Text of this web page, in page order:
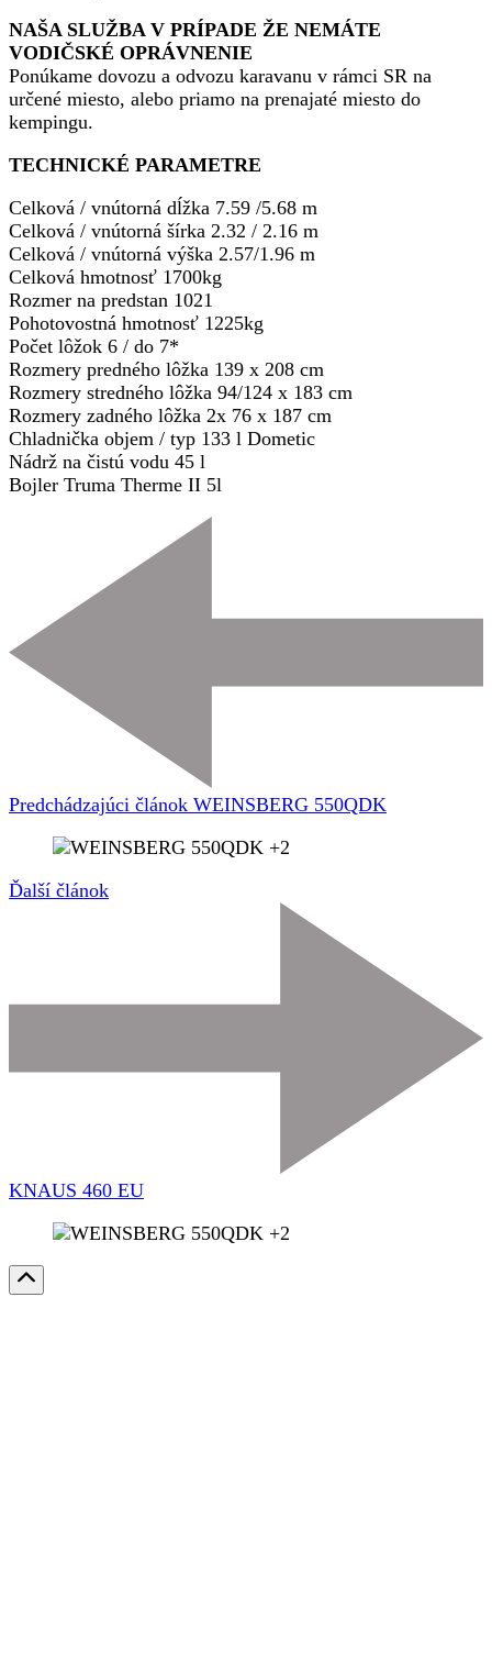
NAŠA SLUŽBA V PRÍPADE ŽE NEMÁTE
VODIČSKÉ OPRÁVNENIE
Ponúkame dovozu a odvozu karavanu v rámci SR na
určené miesto, alebo priamo na prenajaté miesto do
kempingu.
TECHNICKÉ PARAMETRE
Celková / vnútorná dĺžka 7.59 /5.68 m
Celková / vnútorná šírka 2.32 / 2.16 m
Celková / vnútorná výška 2.57/1.96 m
Celková hmotnosť 1700kg
Rozmer na predstan 1021
Pohotovostná hmotnosť 1225kg
Počet lôžok 6 / do 7*
Rozmery predného lôžka 139 x 208 cm
Rozmery stredného lôžka 94/124 x 183 cm
Rozmery zadného lôžka 2x 76 x 187 cm
Chladnička objem / typ 133 l Dometic
Nádrž na čistú vodu 45 l
Bojler Truma Therme II 5l
článku
Predchádzajúci článok WEINSBERG 550QDK
Ďalší článok
KNAUS 460 EU